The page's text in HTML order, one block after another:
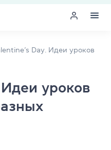
Day. Идеи уроков
уроков